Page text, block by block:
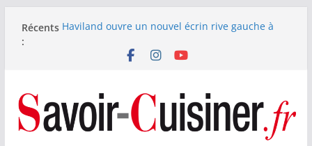
Récents
:
Haviland ouvre un nouvel écrin rive gauche à
Nous avons testé le four à pizza électrique
Little Ice 700 W
Fête des Pères : le digestif se fait gourmand avec
Laphroaig et Arnaud Larher
Catawiki met aux enchères un whisky japonais